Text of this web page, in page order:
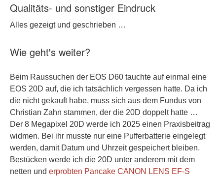
Qualitäts- und sonstiger Eindruck
Alles gezeigt und geschrieben …
Wie geht's weiter?
Beim Raussuchen der EOS D60 tauchte auf einmal eine
EOS 20D auf, die ich tatsächlich vergessen hatte. Da ich
die nicht gekauft habe, muss sich aus dem Fundus von
Christian Zahn stammen, der die 20D doppelt hatte …
Der 8 Megapixel 20D werde ich 2025 einen Praxisbeitrag
widmen. Bei ihr musste nur eine Pufferbatterie eingelegt
werden, damit Datum und Uhrzeit gespeichert bleiben.
Bestücken werde ich die 20D unter anderem mit dem
netten und erprobten Pancake CANON LENS EF-S